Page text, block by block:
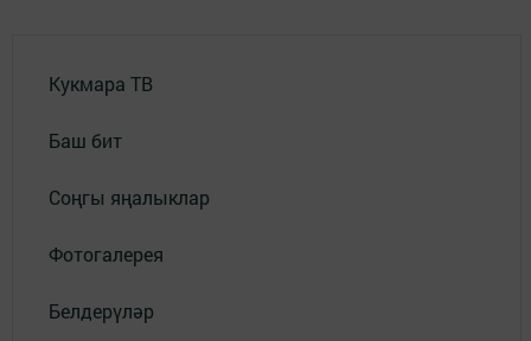
Кукмара ТВ
Баш бит
Соңгы яңалыклар
Фотогалерея
Белдерүләр